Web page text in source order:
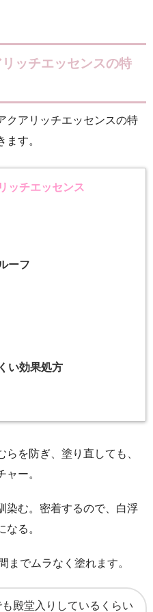
ッチエッセンスの特
クアリッチエッセンスの特
ます。
ッチエッセンス
ーフ
い効果処方
らを防ぎ、塗り直しても、
ャー。
染む。密着するので、白浮
なる。
までムラなく塗れます。
殿堂入りしているくらい